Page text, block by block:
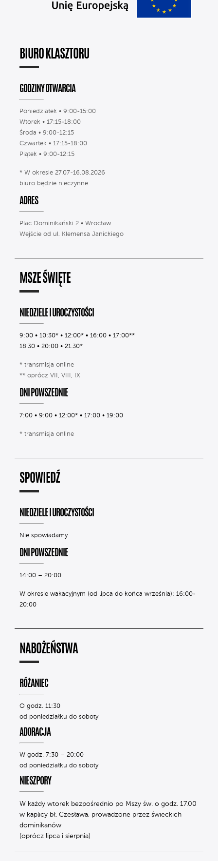
BIURO KLASZTORU
GODZINY OTWARCIA
Poniedziałek • 9:00-15:00
Wtorek • 17:15-18:00
Środa • 9:00-12:15
Czwartek • 17:15-18:00
Piątek • 9:00-12:15
* W okresie 27.07-16.08.2026
biuro będzie nieczynne.
ADRES
Plac Dominikański 2 • Wrocław
Wejście od ul. Klemensa Janickiego
MSZE ŚWIĘTE
NIEDZIELE I UROCZYSTOŚCI
9:00 • 10:30* • 12:00* • 16:00 • 17:00**
18.30 • 20:00 • 21.30*
* transmisja online
** oprócz VII, VIII, IX
DNI POWSZEDNIE
7:00 • 9:00 • 12:00* • 17:00 • 19:00
* transmisja online
SPOWIEDŹ
NIEDZIELE I UROCZYSTOŚCI
Nie spowiadamy
DNI POWSZEDNIE
14:00 – 20:00
W okresie wakacyjnym (od lipca do końca września): 16:00-
20:00
NABOŻEŃSTWA
RÓŻANIEC
O godz. 11:30
od poniedziałku do soboty
ADORACJA
W godz. 7:30 – 20:00
od poniedziałku do soboty
NIESZPORY
W każdy wtorek bezpośrednio po Mszy św. o godz. 17.00
w kaplicy bł. Czesława, prowadzone przez świeckich
dominikanów
(oprócz lipca i sierpnia)